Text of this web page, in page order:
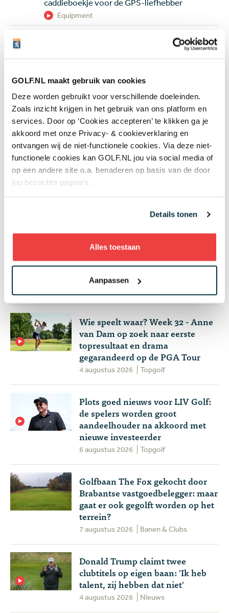
GOLF.NL maakt gebruik van cookies
Deze worden gebruikt voor verschillende doeleinden.
Zoals inzicht krijgen in het gebruik van ons platform en
services. Door op ‘Cookies accepteren’ te klikken ga je
akkoord met onze Privacy- & cookieverklaring en
ontvangen wij de niet-functionele cookies. Via deze niet-
functionele cookies kan GOLF.NL jou via social media of
op een andere site o.a. benaderen op basis van de door
jou bezochte pagina’s.
Details tonen
Alles toestaan
Aanpassen
caddieboekje voor de GPS-liefhebber
Equipment
Golfbaan The Fox gekocht door Brabantse
vastgoedbelegger: maar gaat er ook gegolft
07 aug
In golf kent leeftijd geen grenzen: 50 jaar
verschil tussen de oudste en jongste
deelneemster US Women's Amateur
Topgolf
+ Toon meer
Handen andersom: volgens Joost
Luiten echt de makkelijkste
manier om te chippen
Wie speelt waar? Week 32 - Anne
van Dam op zoek naar eerste
topresultaat en drama
gegarandeerd op de PGA Tour
4 augustus 2026 Topgolf
Plots goed nieuws voor LIV Golf:
de spelers worden groot
aandeelhouder na akkoord met
nieuwe investeerder
6 augustus 2026 Topgolf
Golfbaan The Fox gekocht door
Brabantse vastgoedbelegger: maar
gaat er ook gegolft worden op het
terrein?
7 augustus 2026 Banen & Clubs
Donald Trump claimt twee
clubtitels op eigen baan: 'Ik heb
talent, zij hebben dat niet'
4 augustus 2026 Nieuws